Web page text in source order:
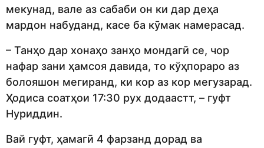
мекунад, вале аз сабаби он ки дар деҳа
мардон набуданд, касе ба кӯмак намерасад.
– Танҳо дар хонаҳо занҳо мондагӣ се, чор
нафар зани ҳамсоя давида, то кўҳпораро аз
болояшон мегиранд, ки кор аз кор мегузарад.
Ҳодиса соатҳои 17:30 рух додаастт, – гуфт
Нуриддин.
Вай гуфт, ҳамагӣ 4 фарзанд дорад ва